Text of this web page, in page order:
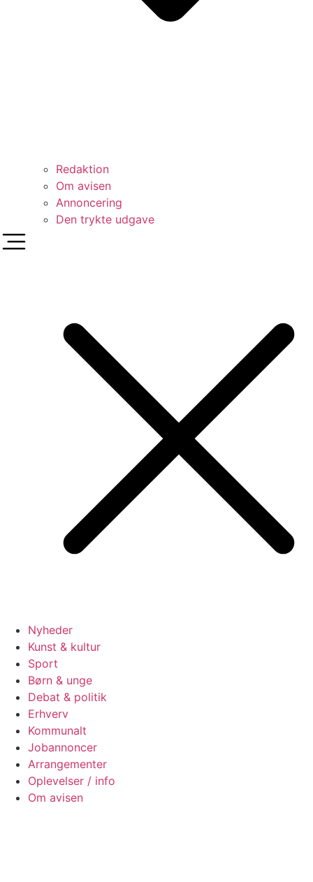
Redaktion
Om avisen
Annoncering
Den trykte udgave
Nyheder
Kunst & kultur
Sport
Børn & unge
Debat & politik
Erhverv
Kommunalt
Jobannoncer
Arrangementer
Oplevelser / info
Om avisen